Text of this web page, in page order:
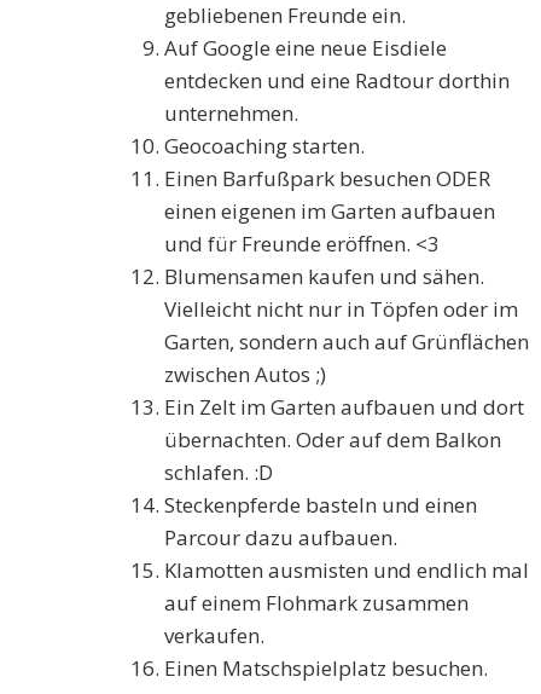
gebliebenen Freunde ein.
Auf Google eine neue Eisdiele
entdecken und eine Radtour dorthin
unternehmen.
Geocoaching starten.
Einen Barfußpark besuchen ODER
einen eigenen im Garten aufbauen
und für Freunde eröffnen. <3
Blumensamen kaufen und sähen.
Vielleicht nicht nur in Töpfen oder im
Garten, sondern auch auf Grünflächen
zwischen Autos ;)
Ein Zelt im Garten aufbauen und dort
übernachten. Oder auf dem Balkon
schlafen. :D
Steckenpferde basteln und einen
Parcour dazu aufbauen.
Klamotten ausmisten und endlich mal
auf einem Flohmark zusammen
verkaufen.
Einen Matschspielplatz besuchen.